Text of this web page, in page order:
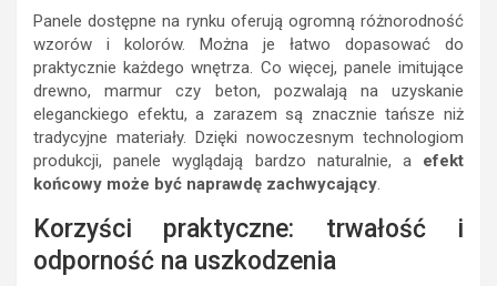
Panele dostępne na rynku oferują ogromną różnorodność
wzorów i kolorów. Można je łatwo dopasować do
praktycznie każdego wnętrza. Co więcej, panele imitujące
drewno, marmur czy beton, pozwalają na uzyskanie
eleganckiego efektu, a zarazem są znacznie tańsze niż
tradycyjne materiały. Dzięki nowoczesnym technologiom
produkcji, panele wyglądają bardzo naturalnie, a efekt
końcowy może być naprawdę zachwycający.
Korzyści praktyczne: trwałość i
odporność na uszkodzenia